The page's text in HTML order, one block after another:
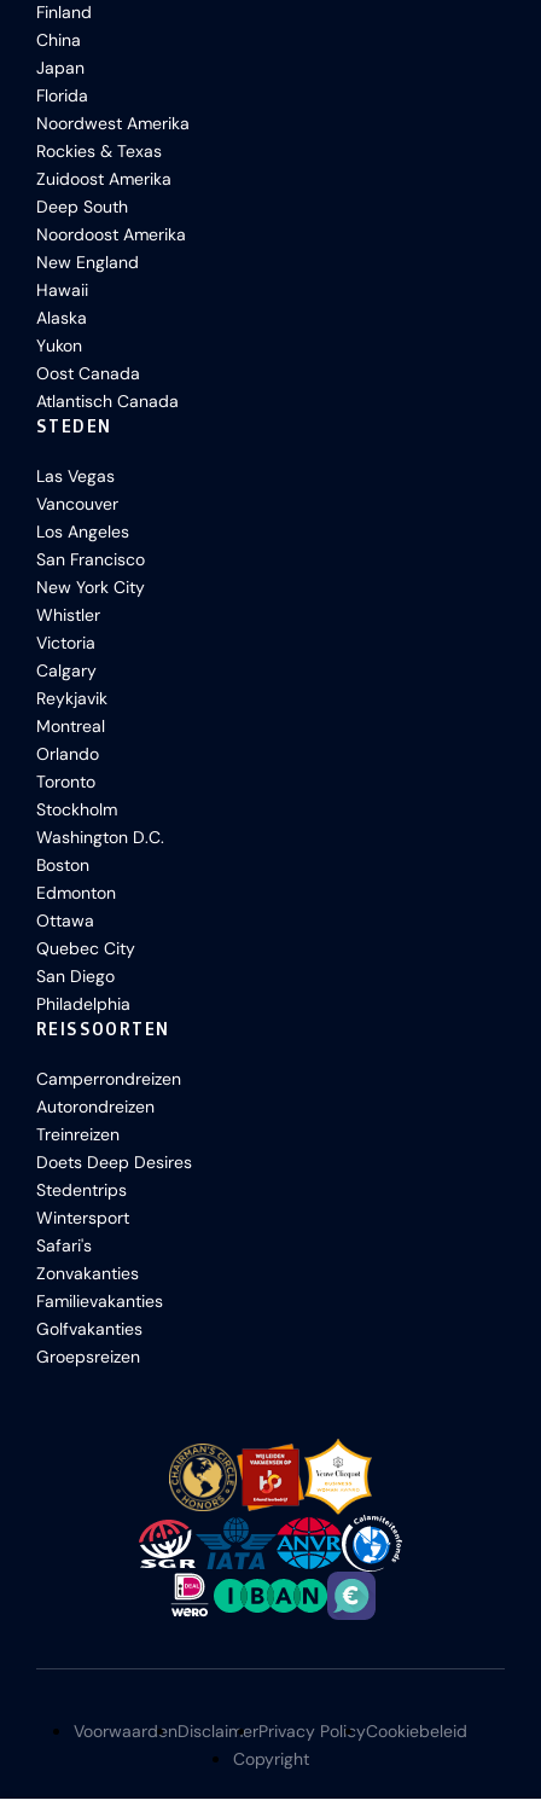
Finland
China
Japan
Florida
Noordwest Amerika
Rockies & Texas
Zuidoost Amerika
Deep South
Noordoost Amerika
New England
Hawaii
Alaska
Yukon
Oost Canada
Atlantisch Canada
STEDEN
Las Vegas
Vancouver
Los Angeles
San Francisco
New York City
Whistler
Victoria
Calgary
Reykjavik
Montreal
Orlando
Toronto
Stockholm
Washington D.C.
Boston
Edmonton
Ottawa
Quebec City
San Diego
Philadelphia
REISSOORTEN
Camperrondreizen
Autorondreizen
Treinreizen
Doets Deep Desires
Stedentrips
Wintersport
Safari's
Zonvakanties
Familievakanties
Golfvakanties
Groepsreizen
VoorwaardenDisclaimerPrivacy PolicyCookiebeleid
Copyright